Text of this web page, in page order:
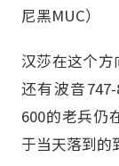
尼黑MUC）
汉莎在这个方
还有波音
600的老兵仍
于当天落到的